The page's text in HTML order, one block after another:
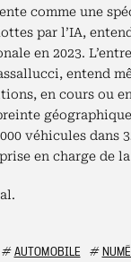
comme une
par l’IA,
en 2023.
entend
en cours ou
véhicules dans
en charge de
# AUTOMOBILE #